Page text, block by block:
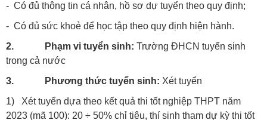
- Có đủ thông tin cá nhân, hồ sơ dự tuyển theo quy định;
- Có đủ sức khoẻ để học tập theo quy định hiện hành.
2.
Phạm vi tuyển sinh: Trường ĐHCN tuyển sinh
trong cả nước
3.
Phương thức tuyển sinh: Xét tuyển
1) Xét tuyển dựa theo kết quả thi tốt nghiệp THPT năm
2023 (mã 100): 20 ÷ 50% chỉ tiêu, thí sinh tham dự kỳ thi tốt